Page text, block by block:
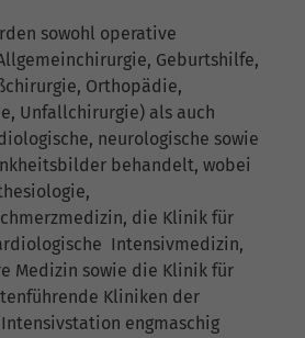
sowohl operative
Geburtshilfe,
Orthopädie,
Unfallchirurgie) als auch
neurologische sowie
behandelt, wobei
die Klinik für
Intensivmedizin,
Medizin sowie die Klinik für
Kliniken der
engmaschig